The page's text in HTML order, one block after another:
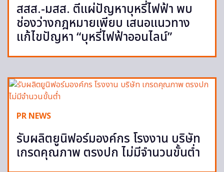
สสส.-มสส. ตีแผ่ปัญหาบุหรี่ไฟฟ้า พบ
ช่องว่างกฎหมายเพียบ เสนอแนวทาง
แก้ไขปัญหา “บุหรี่ไฟฟ้าออนไลน์”
PR NEWS
รับผลิตยูนิฟอร์มองค์กร โรงงาน บริษัท
เกรดคุณภาพ ตรงปก ไม่มีจำนวนขั้นต่ำ